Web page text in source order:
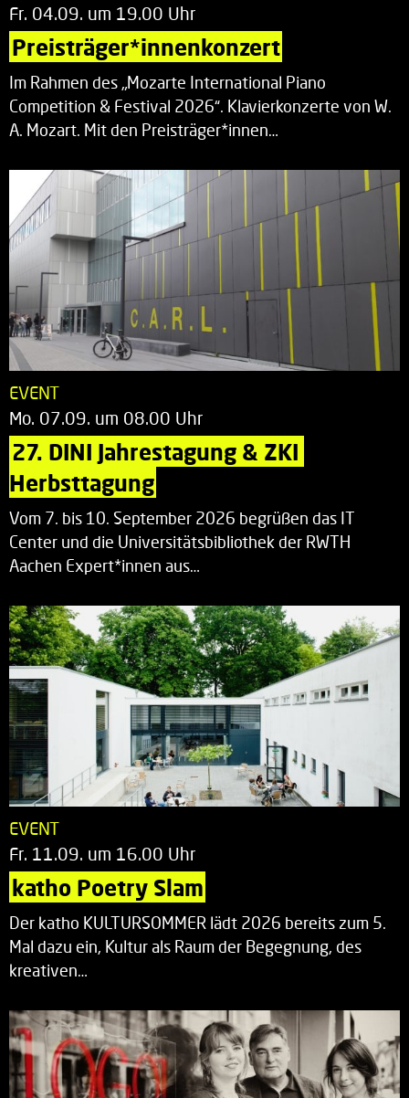
Fr. 04.09. um 19.00 Uhr
Preisträger*innenkonzert
Im Rahmen des „Mozarte International Piano
Competition & Festival 2026“. Klavierkonzerte von W.
A. Mozart. Mit den Preisträger*innen…
EVENT
Mo. 07.09. um 08.00 Uhr
27. DINI Jahrestagung & ZKI
Herbsttagung
Vom 7. bis 10. September 2026 begrüßen das IT
Center und die Universitätsbibliothek der RWTH
Aachen Expert*innen aus…
EVENT
Fr. 11.09. um 16.00 Uhr
katho Poetry Slam
Der katho KULTURSOMMER lädt 2026 bereits zum 5.
Mal dazu ein, Kultur als Raum der Begegnung, des
kreativen…